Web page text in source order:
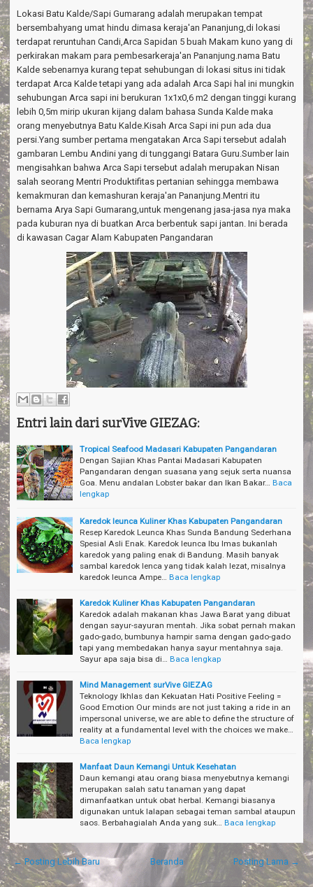
v
i
g
a
o
n
Lokasi Batu Kalde/Sapi Gumarang adalah merupakan tempat
bersembahyang umat hindu dimasa keraja'an Pananjung,di lokasi
terdapat reruntuhan Candi,Arca Sapidan 5 buah Makam kuno yang di
perkirakan makam para pembesarkeraja'an Pananjung.nama Batu
Kalde sebenarnya kurang tepat sehubungan di lokasi situs ini tidak
terdapat Arca Kalde tetapi yang ada adalah Arca Sapi hal ini mungkin
sehubungan Arca sapi ini berukuran 1x1x0,6 m2 dengan tinggi kurang
lebih 0,5m mirip ukuran kijang dalam bahasa Sunda Kalde maka
orang menyebutnya Batu Kalde.Kisah Arca Sapi ini pun ada dua
persi.Yang sumber pertama mengatakan Arca Sapi tersebut adalah
gambaran Lembu Andini yang di tunggangi Batara Guru.Sumber lain
mengisahkan bahwa Arca Sapi tersebut adalah merupakan Nisan
salah seorang Mentri Produktifitas pertanian sehingga membawa
kemakmuran dan kemashuran keraja'an Pananjung.Mentri itu
bernama Arya Sapi Gumarang,untuk mengenang jasa-jasa nya maka
pada kuburan nya di buatkan Arca berbentuk sapi jantan. Ini berada
di kawasan Cagar Alam Kabupaten Pangandaran
Entri lain dari surVive GIEZAG:
Tropical Seafood Madasari Kabupaten Pangandaran
Dengan Sajian Khas Pantai Madasari Kabupaten
Pangandaran dengan suasana yang sejuk serta nuansa
Goa. Menu andalan Lobster bakar dan Ikan Bakar…
Baca
lengkap
Karedok leunca Kuliner Khas Kabupaten Pangandaran
Resep Karedok Leunca Khas Sunda Bandung Sederhana
Spesial Asli Enak. Karedok leunca Ibu Imas bukanlah
karedok yang paling enak di Bandung. Masih banyak
sambal karedok lenca yang tidak kalah lezat, misalnya
karedok leunca Ampe…
Baca lengkap
Karedok Kuliner Khas Kabupaten Pangandaran
Karedok adalah makanan khas Jawa Barat yang dibuat
dengan sayur-sayuran mentah. Jika sobat pernah makan
gado-gado, bumbunya hampir sama dengan gado-gado
tapi yang membedakan hanya sayur mentahnya saja.
Sayur apa saja bisa di…
Baca lengkap
Mind Management surVive GIEZAG
Teknology Ikhlas dan Kekuatan Hati Positive Feeling =
Good Emotion Our minds are not just taking a ride in an
impersonal universe, we are able to define the structure of
reality at a fundamental level with the choices we make…
Baca lengkap
Manfaat Daun Kemangi Untuk Kesehatan
Daun kemangi atau orang biasa menyebutnya kemangi
merupakan salah satu tanaman yang dapat
dimanfaatkan untuk obat herbal. Kemangi biasanya
digunakan untuk lalapan sebagai teman sambal ataupun
saos. Berbahagialah Anda yang suk…
Baca lengkap
← Posting Lebih Baru Posting Lama →
Beranda